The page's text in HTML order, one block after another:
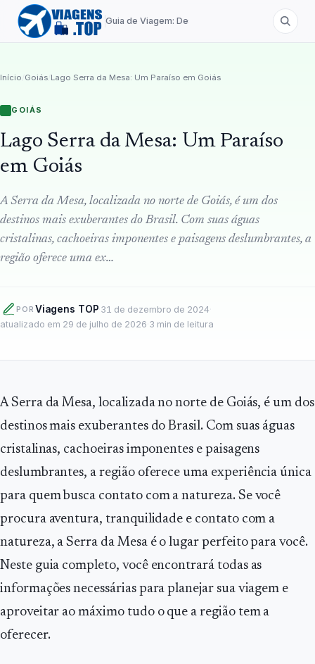
Guia de Viagem: Destinos de A a Z
Início Goiás Lago Serra da Mesa: Um Paraíso em Goiás
GOIÁS
Lago Serra da Mesa: Um Paraíso
em Goiás
A Serra da Mesa, localizada no norte de Goiás, é um dos
destinos mais exuberantes do Brasil. Com suas águas
cristalinas, cachoeiras imponentes e paisagens deslumbrantes, a
região oferece uma ex…
POR Viagens TOP 31 de dezembro de 2024
atualizado em 29 de julho de 2026 3 min de leitura
A Serra da Mesa, localizada no norte de Goiás, é um dos
destinos mais exuberantes do Brasil. Com suas águas
cristalinas, cachoeiras imponentes e paisagens
deslumbrantes, a região oferece uma experiência única
para quem busca contato com a natureza. Se você
procura aventura, tranquilidade e contato com a
natureza, a Serra da Mesa é o lugar perfeito para você.
Neste guia completo, você encontrará todas as
informações necessárias para planejar sua viagem e
aproveitar ao máximo tudo o que a região tem a
oferecer.